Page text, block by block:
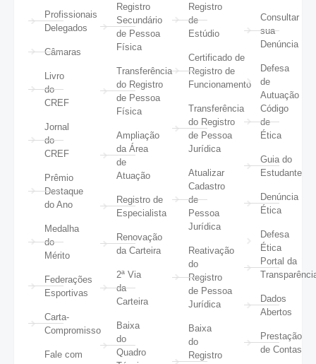
Profissionais
Delegados
Câmaras
Livro
do
CREF
Jornal
do
CREF
Prêmio
Destaque
do Ano
Medalha
do
Mérito
Federações
Esportivas
Carta-
Compromisso
Fale com
Registro
Secundário
de Pessoa
Física
Transferência
do Registro
de Pessoa
Física
Ampliação
da Área
de
Atuação
Registro de
Especialista
Renovação
da Carteira
2ª Via
da
Carteira
Baixa
do
Quadro
Registro
de
Estúdio
Certificado de
Registro de
Funcionamento
Transferência
do Registro
de Pessoa
Jurídica
Atualizar
Cadastro
de
Pessoa
Jurídica
Reativação
do
Registro
de Pessoa
Jurídica
Baixa
do
Registro
Consultar
sua
Denúncia
Defesa
de
Autuação
Código
de
Ética
Guia do
Estudante
Denúncia
Ética
Defesa
Ética
Portal da
Dados
Abertos
Prestação
de Contas